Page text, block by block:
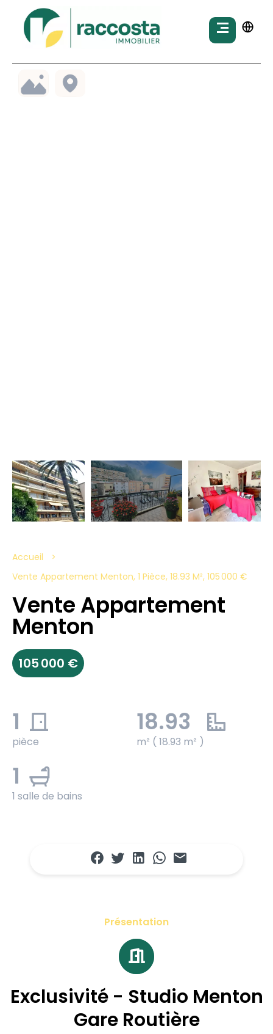
Accueil
Vente Appartement Menton, 1 Pièce, 18.93 M², 105 000 €
Vente Appartement
Menton
105 000 €
1
pièce
18.93
m² ( 18.93 m² )
1
1 salle de bains
Présentation
Exclusivité - Studio Menton
Gare Routière